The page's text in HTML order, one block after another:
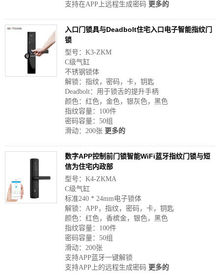
支持在APP上远程生成密码 更多的
入口门锁具与Deadbolt住宅入口电子智能指纹门
锁
型号：K3-ZKM
C级气缸
不锈钢锁体
解锁：指纹，密码，卡，钥匙
Deadbolt：用于锁舌的提升手柄
颜色：红色，金色，银灰色，黑色
指纹容量：100件
密码容量：50组
滑动：200张 更多的
数字APP控制前门锁智能WiFi蓝牙指纹门锁与短
信为住宅内政部
型号：K4-ZKMA
C级气缸
标准240 * 24mm电子锁体
解锁：APP，指纹，密码，卡，钥匙
颜色：红色，香槟金，银色，黑色
指纹容量：100件
密码容量：50组
滑动：200张
支持APP蓝牙一键解锁
支持APP上的远程生成密码 更多的